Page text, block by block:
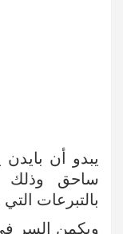
يبدو أن
ساحق وذلك
بالتبرعات
ويكمن السر